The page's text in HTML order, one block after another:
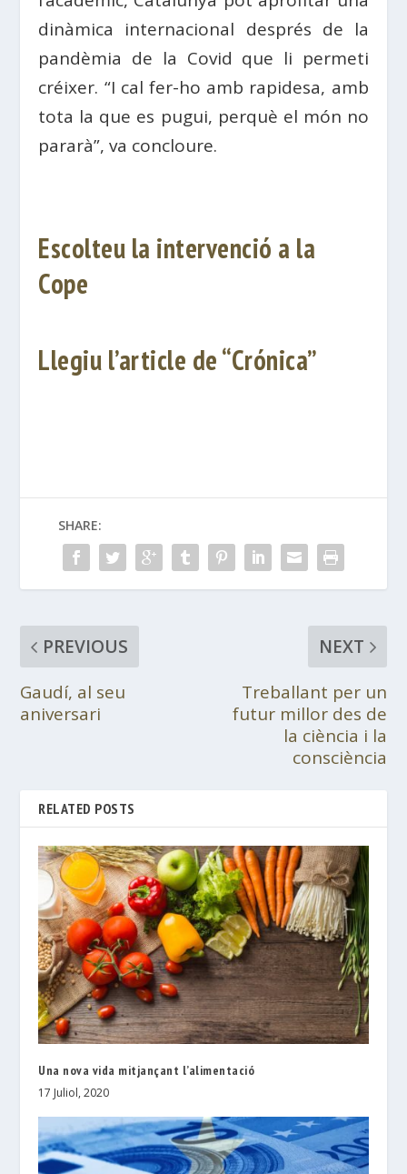
dinàmica internacional després de la
pandèmia de la Covid que li permeti
créixer. “I cal fer-ho amb rapidesa, amb
tota la que es pugui, perquè el món no
pararà”, va concloure.
Escolteu la intervenció a la
Cope
Llegiu l’article de “Crónica”
SHARE:
PREVIOUS
Gaudí, al seu
aniversari
NEXT
Treballant per un
futur millor des de
la ciència i la
consciència
RELATED POSTS
Una nova vida mitjançant l’alimentació
17 Juliol, 2020